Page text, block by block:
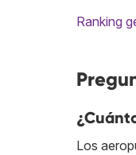
Ranking
Los